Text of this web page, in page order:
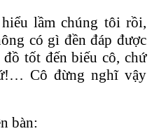
lầm chúng tôi rồi,
có gì đền đáp được
tốt đến biếu cô, chứ
Cô đừng nghĩ vậy
bàn: